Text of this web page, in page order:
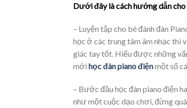
Dưới đây là cách hướng dẫn
– Luyện tập cho bé đánh đàn
học ở các trung tâm âm nhạc thì
giác tay tốt. Hiểu được những
mới học đàn piano điệnmột số
– Bước đầu học đàn piano điện
như một cuộc dạo chơi, đừng